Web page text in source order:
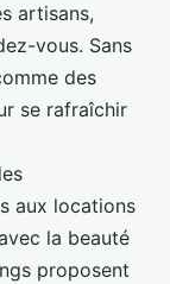
artisans,
vous. Sans
des
se rafraîchir
aux locations
la beauté
proposent